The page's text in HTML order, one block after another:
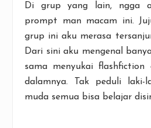
Di grup yang lain, ngga
prompt man macam ini.
grup ini aku merasa
Dari sini aku mengenal
sama menyukai
dalamnya. Tak peduli laki-
muda semua bisa belajar